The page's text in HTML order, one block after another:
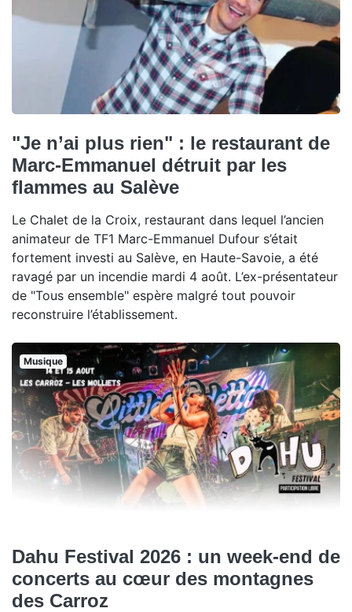
"Je n’ai plus rien" : le restaurant de
Marc-Emmanuel détruit par les
flammes au Salève
Le Chalet de la Croix, restaurant dans lequel l’ancien
animateur de TF1 Marc-Emmanuel Dufour s’était
fortement investi au Salève, en Haute-Savoie, a été
ravagé par un incendie mardi 4 août. L’ex-présentateur
de "Tous ensemble" espère malgré tout pouvoir
reconstruire l’établissement.
Musique
Dahu Festival 2026 : un week-end de
concerts au cœur des montagnes
des Carroz